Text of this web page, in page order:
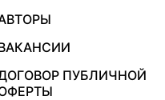
ПУБЛИЧНОЙ